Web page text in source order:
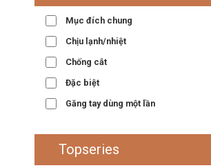
Mục đích chung
Chịu lạnh/nhiệt
Chống cắt
Đặc biệt
Găng tay dùng một lần
Topseries